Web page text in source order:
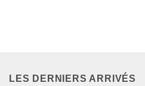
LES DERNIERS ARRIVÉS